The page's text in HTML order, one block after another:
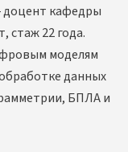
кафедры
стаж 22 года.
моделям
данных
БПЛА и